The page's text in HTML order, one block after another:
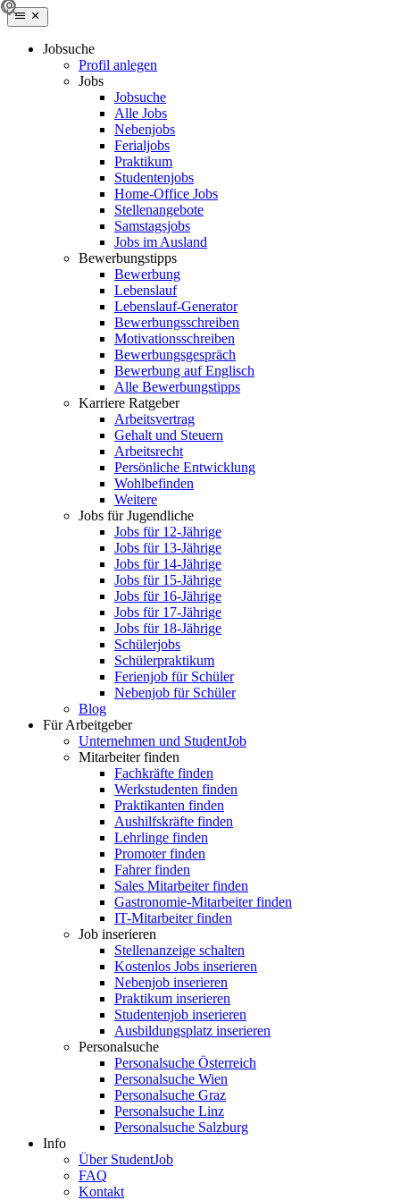
Jobsuche
Profil anlegen
Jobs
Jobsuche
Alle Jobs
Nebenjobs
Ferialjobs
Praktikum
Studentenjobs
Home-Office Jobs
Stellenangebote
Samstagsjobs
Jobs im Ausland
Bewerbungstipps
Bewerbung
Lebenslauf
Lebenslauf-Generator
Bewerbungsschreiben
Motivationsschreiben
Bewerbungsgespräch
Bewerbung auf Englisch
Alle Bewerbungstipps
Karriere Ratgeber
Arbeitsvertrag
Gehalt und Steuern
Arbeitsrecht
Persönliche Entwicklung
Wohlbefinden
Weitere
Jobs für Jugendliche
Jobs für 12-Jährige
Jobs für 13-Jährige
Jobs für 14-Jährige
Jobs für 15-Jährige
Jobs für 16-Jährige
Jobs für 17-Jährige
Jobs für 18-Jährige
Schülerjobs
Schülerpraktikum
Ferienjob für Schüler
Nebenjob für Schüler
Blog
Für Arbeitgeber
Unternehmen und StudentJob
Mitarbeiter finden
Fachkräfte finden
Werkstudenten finden
Praktikanten finden
Aushilfskräfte finden
Lehrlinge finden
Promoter finden
Fahrer finden
Sales Mitarbeiter finden
Gastronomie-Mitarbeiter finden
IT-Mitarbeiter finden
Job inserieren
Stellenanzeige schalten
Kostenlos Jobs inserieren
Nebenjob inserieren
Praktikum inserieren
Studentenjob inserieren
Ausbildungsplatz inserieren
Personalsuche
Personalsuche Österreich
Personalsuche Wien
Personalsuche Graz
Personalsuche Linz
Personalsuche Salzburg
Info
Über StudentJob
FAQ
Kontakt